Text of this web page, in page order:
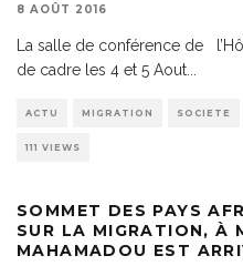
8 AOÛT 2016
La salle de conférence de
de cadre les 4 et 5 Aout
ACTU MIGRATION SOCIETE
111 VIEWS
SOMMET DES PAYS
SUR LA MIGRATION, À
MAHAMADOU EST